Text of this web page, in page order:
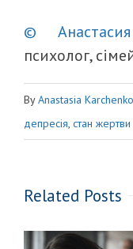
©
психолог,
ByAnastasia
депресія, стан жертви
Related Posts